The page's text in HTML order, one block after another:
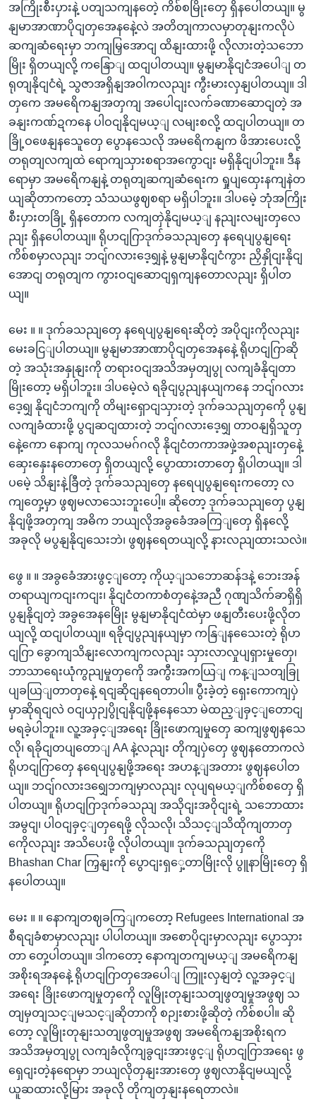
အကြိုးစီးပှားနဲ့ ပတျသကျနတေဲ့ ကိစ်စမြိုးတှေ ရှိနပေါတယျ။ မွ
နျမာအာဏာပိုငျတှအေနနေဲ့လဲ အတိတျကာလမှာတုနျးကလိုပဲ
ဆကျဆံရေးမှာ ဘကျမြှအောငျ ထိနျးထားဖို့ လိုလားတဲ့သဘော
မြိုး ရှိတယျလို့ ကနြောျ ထငျပါတယျ။ မွနျမာနိုငျငံအပေါျ တ
ရုတျနိုငျငံရဲ့ သွဇာအရှိနျအဝါကလညျး ကွီးမားလှနျပါတယျ။ ဒါ
တှကေ အမရေိကနျအတှကျ အပေါငျးလက်ခဏာဆောငျတဲ့ အ
ခနျးကဏ်ဍကနေ ပါဝငျနိုငျမယ့ျ လမျးစလို့ ထငျပါတယျ။ တ
ခြို့ဝဖေနျနသေူတှေ ပွောနသေလို အမရေိကနျက ဖိအားပေးလို့
တရုတျလကျထဲ ရောကျသှားစရာအကွောငျး မရှိနိုငျပါဘူး။ ဒီန
ရောမှာ အမရေိကနျနဲ့ တရုတျဆကျဆံရေးက ရှုပျထှေးနကျနဲတ
ယျဆိုတာကတော့ သံသယဖွဈစရာ မရှိပါဘူး။ ဒါပမေဲ့ ဘုံအကြိုး
စီးပှားတခြို့ ရှိနတောက လကျတှဲနိုငျမယ့ျ နညျးလမျးတှလေ
ညျး ရှိနပေါတယျ။ ရိုဟငျဂြာဒုက်ခသညျတှေ နရေပျပွနျရေး
ကိစ်စမှာလညျး ဘငျ်ဂလားဒေ့ရျှနဲ့ မွနျမာနိုငျငံကွား ညှိနှိုငျးနိုငျ
အောငျ တရုတျက ကွားဝငျဆောငျရှကျနတောလညျး ရှိပါတ
ယျ။
မေး ။ ။ ဒုက်ခသညျတှေ နရေပျပွနျရေးဆိုတဲ့ အပိုငျးကိုလညျး
မေးခငြျပါတယျ။ မွနျမာအာဏာပိုငျတှအေနနေဲ့ ရိုဟငျဂြာဆို
တဲ့ အသုံးအနှုနျးကို တရားဝငျအသိအမှတျပွု လကျခံနိုငျတာ
မြိုးတော့ မရှိပါဘူး။ ဒါပမေဲ့လဲ ရခိုငျပွညျနယျကနေ ဘငျ်ဂလား
ဒေ့ရျှ နိုငျငံဘကျကို တိမျးရှောငျသှားတဲ့ ဒုက်ခသညျတှကေို ပွနျ
လကျခံထားဖို့ ပွငျဆငျထားတဲ့ ဘငျ်ဂလားဒေ့ရျှ တာဝနျရှိသူတှ
နေဲ့ကော နောကျ ကုလသမဂ်ဂလို နိုငျငံတကာအဖှဲ့အစညျးတှနေဲ့
ဆှေးနှေးနတောတှေ ရှိတယျလို့ ပွောထားတာတှေ ရှိပါတယျ။ ဒါ
ပမေဲ့ သိနျးနဲ့ခြီတဲ့ ဒုက်ခသညျတှေ နရေပျပွနျရေးကတော့ လ
ကျတှေ့မှာ ဖွဈမလာသေးဘူးပေါ့။ ဆိုတော့ ဒုက်ခသညျတှေ ပွနျ
နိုငျဖို့အတှကျ အဓိက ဘယျလိုအခွခေံအခကြျတှေ ရှိနလေို့
အခုလို မပွနျနိုငျသေးဘဲ၊ ဖွဈနရေတယျလို့ နားလညျထားသလဲ။
ဖွေ ။ ။ အခွခေံအားဖွင့ျတော့ ကိုယ့ျသဘောဆန်ဒနဲ့ ဘေးအန်
တရာယျကငျးကငျး၊ နိုငျငံတကာစံတှနေဲ့အညီ ဂုဏျသိက်ခာရှိရှိ
ပွနျနိုငျတဲ့ အခွအေနမြေိုး မွနျမာနိုငျငံထဲမှာ ဖနျတီးပေးဖို့လိုတ
ယျလို့ ထငျပါတယျ။ ရခိုငျပွညျနယျမှာ ကနြျနသေေးတဲ့ ရိုဟ
ငျဂြာ ခွောကျသိနျးလောကျကလညျး သှားလာလှုပျရှားမှုတှေ၊
ဘာသာရေးယုံကွညျမှုတှကေို အကွီးအကယြျ ကန့ျသတျခြု
ပျခယြျတာတှနေဲ့ ရငျဆိုငျနရေတာပါ။ ပွီးခဲ့တဲ့ ရှေးကောကျပှဲ
မှာဆိုရငျလဲ ဝငျယှဉျပွိုငျနိုငျဖို့နနေသော မဲထည့ျခှင့ျတောငျ
မရခဲ့ပါဘူး။ လူ့အခှင့ျအရေး ခြိုးဖောကျမှုတှေ ဆကျဖွဈနသေ
လို၊ ရခိုငျတပျတောျ AA နဲ့လညျး တိုကျပှဲတှေ ဖွဈနတောကလဲ
ရိုဟငျဂြာတှေ နရေပျပွနျဖို့အရေး အဟန့ျအတား ဖွဈနပေါတ
ယျ။ ဘငျ်ဂလားဒရျှေဘကျမှာလညျး လုပျရမယ့ျကိစ်စတှေ ရှိ
ပါတယျ။ ရိုဟငျဂြာဒုက်ခသညျ အသိုငျးအဝိုငျးရဲ့ သဘောထား
အမွငျ၊ ပါဝငျခှင့ျတှရေဖို့ လိုသလို၊ သိသင့ျသိထိုကျတာတှ
ကေိုလညျး အသိပေးဖို့ လိုပါတယျ။ ဒုက်ခသညျတှကေို
Bhashan Char ကြှနျးကို ပွောငျးရှှေ့တာမြိုးလို ပွူနာမြိုးတှေ ရှိ
နပေါတယျ။
မေး ။ ။ နောကျတဈခကြျကတော့ Refugees International အ
စီရငျခံစာမှာလညျး ပါပါတယျ။ အစောပိုငျးမှာလညျး ပွောသှား
တာ တှေ့ပါတယျ။ ဒါကတော့ နောကျတကျမယ့ျ အမရေိကနျ
အစိုးရအနနေဲ့ ရိုဟငျဂြာတှအေပေါျ ကြူးလှနျတဲ့ လူ့အခှင့ျ
အရေး ခြိုးဖောကျမှုတှကေို လူမြိုးတုနျးသတျဖွတျမှုအဖွဈ သ
တျမှတျသင့ျမသင့ျဆိုတာကို စဉျးစားဖို့ဆိုတဲ့ ကိစ်စပါ။ ဆို
တော့ လူမြိုးတုနျးသတျဖွတျမှုအဖွဈ အမရေိကနျအစိုးရက
အသိအမှတျပွု လကျခံလိုကျခွငျးအားဖွင့ျ ရိုဟငျဂြာအရေး ဖွ
ရှေငျးတဲ့နရောမှာ ဘယျလိုတှနျးအားတှေ ဖွဈလာနိုငျမယျလို့
ယူဆထားလို့မြား အခုလို တိုကျတှနျးနရေတာလဲ။